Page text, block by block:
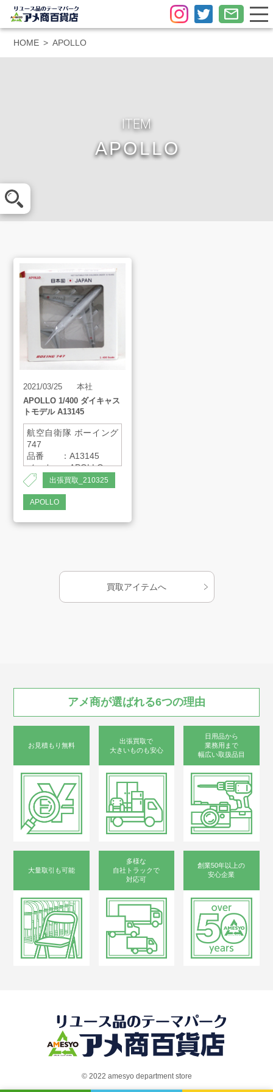
買取アイテム
お客様の声
よくあるご質問
スタッフインタビュー
店舗案内
販売のご案内
お問合せ
プライバシーポリシー
古物営業法に基づく表示
サイトマップ
HOME APOLLO
ITEM
APOLLO
2021/03/25
本社
APOLLO 1/400 ダイキャス
トモデル A13145
航空自衛隊 ボーイング
747
品番 ：A13145
メーカー：APOLLO
スケール：1/400
出張買取_210325
APOLLO
買取アイテムへ
アメ商が選ばれる6つの理由
お見積もり無料
出張買取で
大きいものも安心
日用品から
業務用まで
幅広い取扱品目
大量取引も可能
多様な
自社トラックで
対応可
創業50年以上の
安心企業
©︎ 2022 amesyo department store